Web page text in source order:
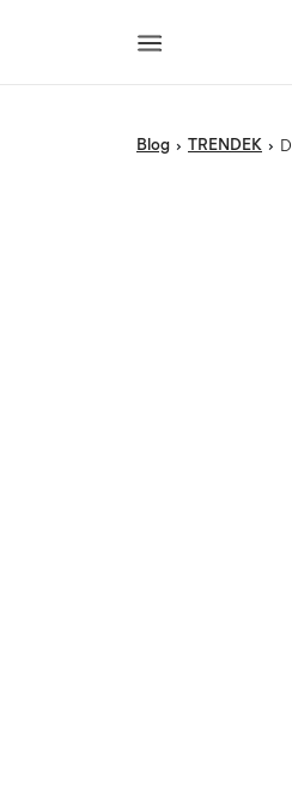
blog › TRENDEK ›